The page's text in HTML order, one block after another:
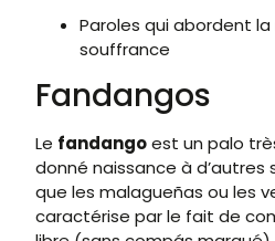
Paroles qui abordent
souffrance
Fandangos
Le fandangoest un palo
donné naissance à
que les malagueñas ou les
caractérise par le fait de